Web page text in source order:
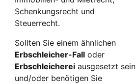
Schenkungsrecht und
Steuerrecht.
Sollten Sie einem ähnlichen
Erbschleicher-Fall oder
Erbschleicherei ausgesetzt sein
und/oder benötigen Sie